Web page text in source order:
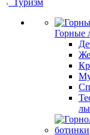
Туризм
Горные